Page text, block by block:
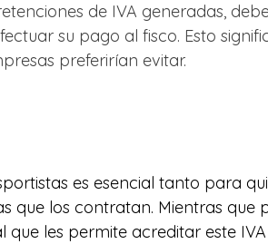
de IVA generadas,
su pago al fisco. Esto
preferirían evitar.
es esencial tanto para
que los contratan. Mientras que
les permite acreditar este